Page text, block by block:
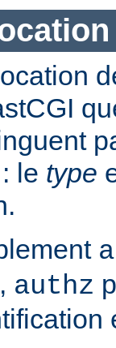
le type
authz